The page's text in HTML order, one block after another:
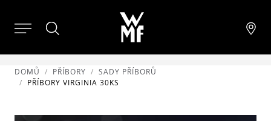
DOMŮ PŘÍBORY
SADY PŘÍBORŮ
PŘÍBORY VIRGINIA 30KS